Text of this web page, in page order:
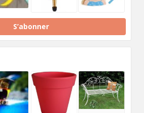
S’abonner